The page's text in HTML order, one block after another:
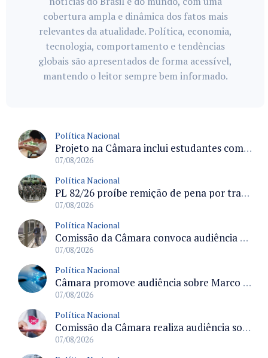
cobertura ampla e dinâmica dos fatos mais
relevantes da atualidade. Política, economia,
tecnologia, comportamento e tendências
globais são apresentados de forma acessível,
mantendo o leitor sempre bem informado.
Política Nacional
Projeto na Câmara inclui estudantes com deficiência no regime escolar especial da LDB e estabelece critérios para frequência
07/08/2026
Política Nacional
PL 82/26 proíbe remição de pena por trabalho em funções militares para condenados por crimes contra o Estado Democrático de Direito
07/08/2026
Política Nacional
Comissão da Câmara convoca audiência para discutir misoginia nas escolas e universidades após divulgação de listas misóginas
07/08/2026
Política Nacional
Câmara promove audiência sobre Marco de Fomento à Economia Digital e impactos da inteligência artificial
07/08/2026
Política Nacional
Comissão da Câmara realiza audiência sobre apostas online para medir o tamanho do mercado ilegal
07/08/2026